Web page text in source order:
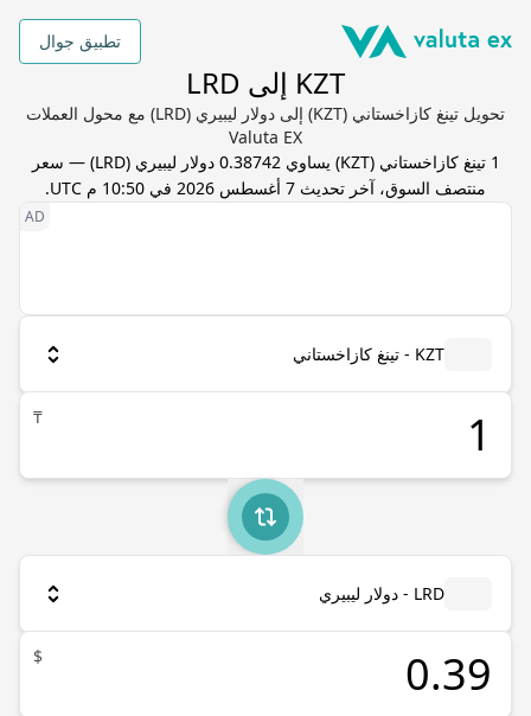
تطبيق جوال
KZT إلى LRD
تحويل تينغ كازاخستاني (KZT) إلى دولار ليبيري (LRD) مع محول العملات
Valuta EX
1 تينغ كازاخستاني (
KZT) يساوي0.38742 دولار ليبيري (
LRD) — سعر
منتصف السوق، آخر تحديث 7 أغسطس 2026 في 10:50 م UTC .
KZT - تينغ كازاخستاني
₸
LRD - دولار ليبيري
$